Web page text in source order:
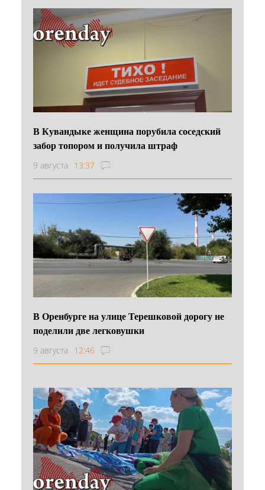
В Кувандыке женщина порубила соседский
забор топором и получила штраф
9 августа 13:37
В Оренбурге на улице Терешковой дорогу не
поделили две легковушки
9 августа 12:46